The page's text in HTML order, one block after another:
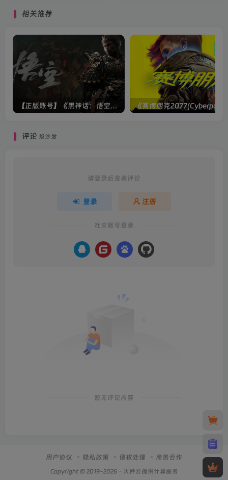
相关推荐
【正版账号】《黑神话：悟空(BLACK MYTH WU KONG)》
评论 抢沙发
请登录后发表评论
登录 注册
社交账号登录
暂无评论内容
用户协议 隐私政策 侵权处理 商务合作
Copyright © 2019-2026 · 火种云提供计算服务